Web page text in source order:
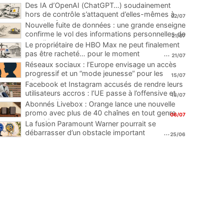
Des IA d’OpenAI (ChatGPT…) soudainement
hors de contrôle s’attaquent d’elles-mêmes à
une plateforme
...
22/07
Nouvelle fuite de données : une grande enseigne
confirme le vol des informations personnelles de
ses clients
...
21/07
Le propriétaire de HBO Max ne peut finalement
pas être racheté… pour le moment
... 21/07
Réseaux sociaux : l’Europe envisage un accès
progressif et un “mode jeunesse” pour les
mineurs
...
15/07
Facebook et Instagram accusés de rendre leurs
utilisateurs accros : l’UE passe à l’offensive et
menace d’une amende record
...
13/07
Abonnés Livebox : Orange lance une nouvelle
promo avec plus de 40 chaînes en tout genre
pour 1€
06/07
La fusion Paramount Warner pourrait se
débarrasser d’un obstacle important
...25/06